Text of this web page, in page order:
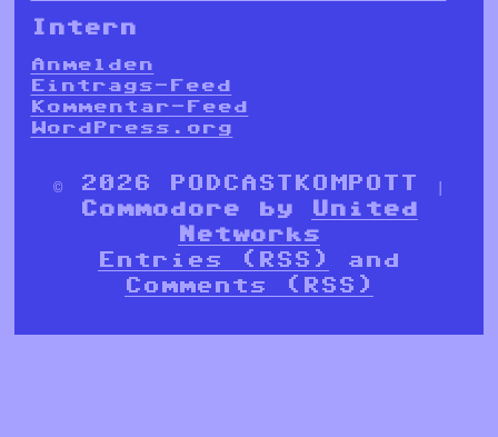
Intern
Anmelden
Eintrags-Feed
Kommentar-Feed
WordPress.org
© 2026 PODCASTKOMPOTT |
Commodore by
United
Networks
Entries (RSS)
and
Comments (RSS)